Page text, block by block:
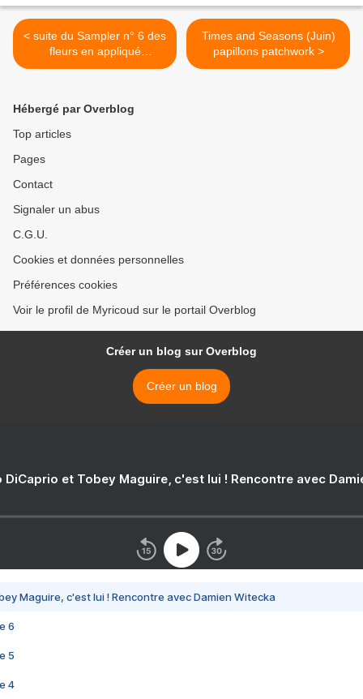
< suite du Sampler n° 6 des
fleurs en appliqué
patchwork
Times and Seasons (Juin)
papillons patchwork >
Hébergé par Overblog
Top articles
Pages
Contact
Signaler un abus
C.G.U.
Cookies et données personnelles
Préférences cookies
Voir le profil de Myricoud sur le portail Overblog
Créer un blog sur Overblog
Créer un blog
DiCaprio et Tobey Maguire, c'est lui ! Rencontre avec
Maguire, c'est lui ! Rencontre avec Damien Witecka
6
5
4